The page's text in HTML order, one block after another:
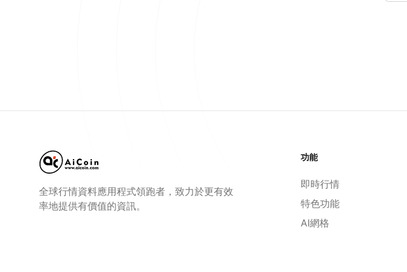
全球行情資料應用程式領跑者，致力於更有效
率地提供有價值的資訊。
功能
即時行情
特色功能
AI網格